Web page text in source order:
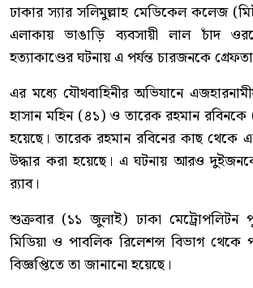
ঢাকার স্যার সলিমুল্লাহ মেডিকেল কলেজ
এলাকায় ভাঙাড়ি ব্যবসায়ী লাল চাঁদ
হত্যাকাণ্ডের ঘটনায় এ পর্যন্ত চারজনকে
এর মধ্যে যৌথবাহিনীর অভিযানে
হাসান মহিন (৪১) ও তারেক রহমান রবিনকে
হয়েছে। তারেক রহমান রবিনের কাছ থেকে
উদ্ধার করা হয়েছে। এ ঘটনায় আরও
র‍্যাব।
শুক্রবার (১১ জুলাই) ঢাকা মেট্রোপলিটন
মিডিয়া ও পাবলিক রিলেশন্স বিভাগ থেকে
বিজ্ঞপ্তিতে তা জানানো হয়েছে।